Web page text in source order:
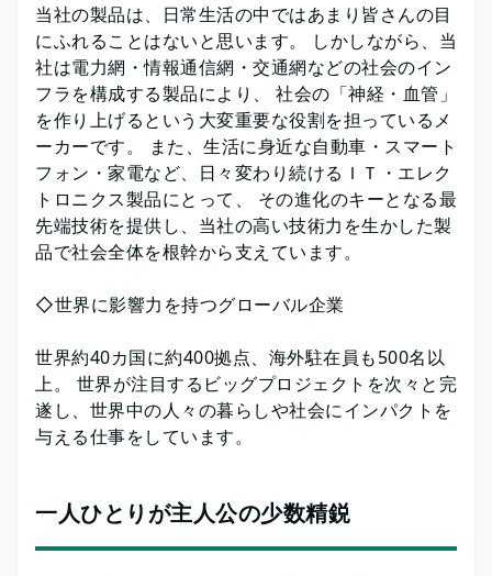
当社の製品は、日常生活の中ではあまり皆さんの目
にふれることはないと思います。 しかしながら、当
社は電力網・情報通信網・交通網などの社会のイン
フラを構成する製品により、 社会の「神経・血管」
を作り上げるという大変重要な役割を担っているメ
ーカーです。 また、生活に身近な自動車・スマート
フォン・家電など、日々変わり続けるＩＴ・エレク
トロニクス製品にとって、 その進化のキーとなる最
先端技術を提供し、当社の高い技術力を生かした製
品で社会全体を根幹から支えています。
◇世界に影響力を持つグローバル企業
世界約40カ国に約400拠点、海外駐在員も500名以
上。 世界が注目するビッグプロジェクトを次々と完
遂し、世界中の人々の暮らしや社会にインパクトを
与える仕事をしています。
一人ひとりが主人公の少数精鋭